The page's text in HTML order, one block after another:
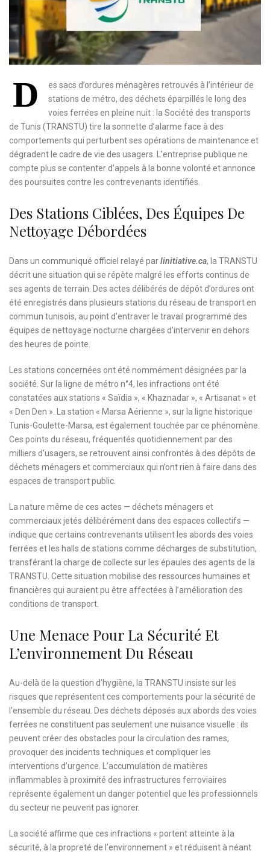
D
es sacs d’ordures ménagères retrouvés à l’intérieur de
stations de métro, des déchets éparpillés le long des
voies ferrées en pleine nuit : la Société des transports
de Tunis (TRANSTU) tire la sonnette d’alarme face à des
comportements qui perturbent ses opérations de maintenance et
dégradent le cadre de vie des usagers. L’entreprise publique ne
compte plus se contenter d’appels à la bonne volonté et annonce
des poursuites contre les contrevenants identifiés.
Des Stations Ciblées, Des Équipes De
Nettoyage Débordées
Dans un communiqué officiel relayé parlinitiative.ca, la TRANSTU
décrit une situation qui se répète malgré les efforts continus de
ses agents de terrain. Des actes délibérés de dépôt d’ordures ont
été enregistrés dans plusieurs stations du réseau de transport en
commun tunisois, au point d’entraver le travail programmé des
équipes de nettoyage nocturne chargées d’intervenir en dehors
des heures de pointe.
Les stations concernées ont été nommément désignées par la
société. Sur la ligne de métro n°4, les infractions ont été
constatées aux stations « Saïdia », « Khaznadar », « Artisanat » et
« Den Den ». La station « Marsa Aérienne », sur la ligne historique
Tunis-Goulette-Marsa, est également touchée par ce phénomène.
Ces points du réseau, fréquentés quotidiennement par des
milliers d’usagers, se retrouvent ainsi confrontés à des dépôts de
déchets ménagers et commerciaux qui n’ont rien à faire dans des
espaces de transport public.
La nature même de ces actes — déchets ménagers et
commerciaux jetés délibérément dans des espaces collectifs —
indique que certains contrevenants utilisent les abords des voies
ferrées et les halls de stations comme décharges de substitution,
transférant la charge de collecte sur les épaules des agents de la
TRANSTU. Cette situation mobilise des ressources humaines et
financières qui auraient pu être affectées à l’amélioration des
conditions de transport.
Une Menace Pour La Sécurité Et
L’environnement Du Réseau
Au-delà de la question d’hygiène, la TRANSTU insiste sur les
risques que représentent ces comportements pour la sécurité de
l’ensemble du réseau. Des déchets déposés aux abords des voies
ferrées ne constituent pas seulement une nuisance visuelle : ils
peuvent créer des obstacles pour la circulation des rames,
provoquer des incidents techniques et compliquer les
interventions d’urgence. L’accumulation de matières
inflammables à proximité des infrastructures ferroviaires
représente également un danger potentiel que les professionnels
du secteur ne peuvent pas ignorer.
La société affirme que ces infractions « portent atteinte à la
sécurité, à la propreté de l’environnement » et réduisent à néant